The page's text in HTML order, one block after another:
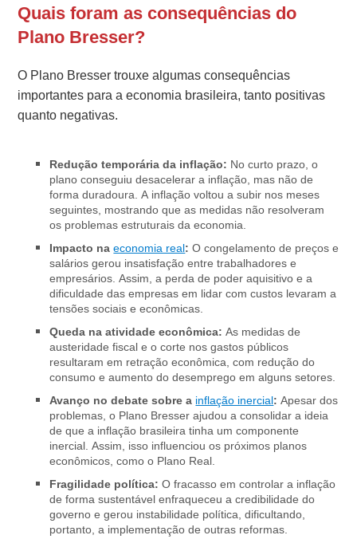
Quais foram as consequências do
Plano Bresser?
O Plano Bresser trouxe algumas consequências
importantes para a economia brasileira, tanto positivas
quanto negativas.
Redução temporária da inflação: No curto prazo, o
plano conseguiu desacelerar a inflação, mas não de
forma duradoura. A inflação voltou a subir nos meses
seguintes, mostrando que as medidas não resolveram
os problemas estruturais da economia.
Impacto naeconomia real: O congelamento de preços e
salários gerou insatisfação entre trabalhadores e
empresários. Assim, a perda de poder aquisitivo e a
dificuldade das empresas em lidar com custos levaram a
tensões sociais e econômicas.
Queda na atividade econômica: As medidas de
austeridade fiscal e o corte nos gastos públicos
resultaram em retração econômica, com redução do
consumo e aumento do desemprego em alguns setores.
Avanço no debate sobre a inflação inercial: Apesar dos
problemas, o Plano Bresser ajudou a consolidar a ideia
de que a inflação brasileira tinha um componente
inercial. Assim, isso influenciou os próximos planos
econômicos, como o Plano Real.
Fragilidade política: O fracasso em controlar a inflação
de forma sustentável enfraqueceu a credibilidade do
governo e gerou instabilidade política, dificultando,
portanto, a implementação de outras reformas.